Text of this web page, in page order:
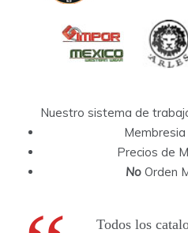
Nuestro sistema de
Membresia
Precios de
NoOrden
Todos los